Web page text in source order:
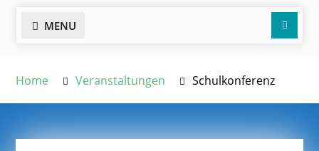
MENU
Home Veranstaltungen Schulkonferenz